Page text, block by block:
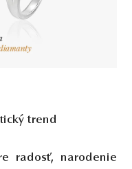
trend
radosť, narodenie